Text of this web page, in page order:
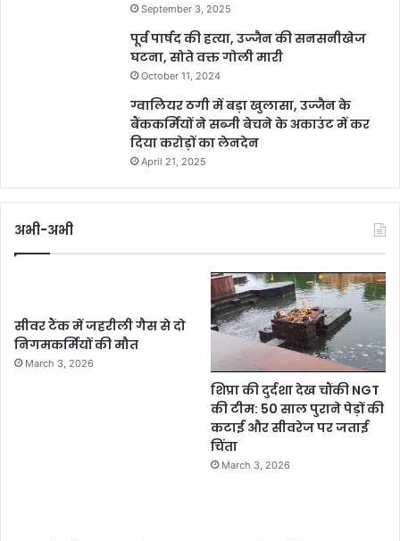
September 3, 2025
पूर्व पार्षद की हत्या, उज्जैन की सनसनीखेज
घटना, सोते वक्त गोली मारी
October 11, 2024
ग्वालियर ठगी में बड़ा खुलासा, उज्जैन के
बैंककर्मियों ने सब्जी बेचने के अकाउंट में कर
दिया करोड़ों का लेनदेन
April 21, 2025
अभी-अभी
सीवर टैंक में जहरीली गैस से दो
निगमकर्मियों की मौत
March 3, 2026
शिप्रा की दुर्दशा देख चौंकी NGT
की टीम: 50 साल पुराने पेड़ों की
कटाई और सीवरेज पर जताई
चिंता
March 3, 2026